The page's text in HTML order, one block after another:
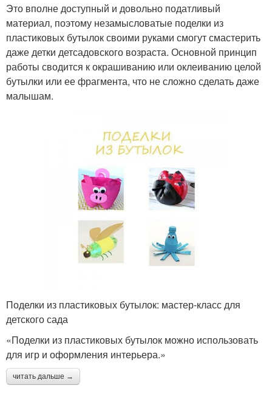
Это вполне доступный и довольно податливый
материал, поэтому незамысловатые поделки из
пластиковых бутылок своими руками смогут смастерить
даже детки детсадовского возраста. Основной принцип
работы сводится к окрашиванию или оклеиванию целой
бутылки или ее фрагмента, что не сложно сделать даже
малышам.
Поделки из пластиковых бутылок: мастер-класс для
детского сада
«Поделки из пластиковых бутылок можно использовать
для игр и оформления интерьера.»
читать дальше →